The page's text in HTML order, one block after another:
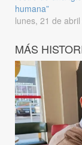
humana”
lunes, 21 de
MÁS